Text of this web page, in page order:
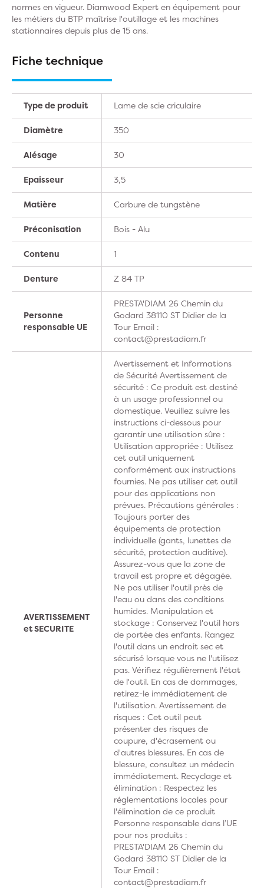
normes en vigueur. Diamwood Expert en équipement pour
les métiers du BTP maîtrise l'outillage et les machines
stationnaires depuis plus de 15 ans.
Fiche technique
Type de produit Lame de scie criculaire
Diamètre 350
Alésage 30
Epaisseur 3,5
Matière Carbure de tungstène
Préconisation Bois - Alu
Contenu 1
Denture Z 84 TP
Personne
responsable UE
PRESTA'DIAM 26 Chemin du
Godard 38110 ST Didier de la
Tour Email :
contact@prestadiam.fr
AVERTISSEMENT
et SECURITE
Avertissement et Informations
de Sécurité Avertissement de
sécurité : Ce produit est destiné
à un usage professionnel ou
domestique. Veuillez suivre les
instructions ci-dessous pour
garantir une utilisation sûre :
Utilisation appropriée : Utilisez
cet outil uniquement
conformément aux instructions
fournies. Ne pas utiliser cet outil
pour des applications non
prévues. Précautions générales :
Toujours porter des
équipements de protection
individuelle (gants, lunettes de
sécurité, protection auditive).
Assurez-vous que la zone de
travail est propre et dégagée.
Ne pas utiliser l'outil près de
l'eau ou dans des conditions
humides. Manipulation et
stockage : Conservez l'outil hors
de portée des enfants. Rangez
l'outil dans un endroit sec et
sécurisé lorsque vous ne l'utilisez
pas. Vérifiez régulièrement l'état
de l'outil. En cas de dommages,
retirez-le immédiatement de
l'utilisation. Avertissement de
risques : Cet outil peut
présenter des risques de
coupure, d'écrasement ou
d'autres blessures. En cas de
blessure, consultez un médecin
immédiatement. Recyclage et
élimination : Respectez les
réglementations locales pour
l'élimination de ce produit
Personne responsable dans l’UE
pour nos produits :
PRESTA'DIAM 26 Chemin du
Godard 38110 ST Didier de la
Tour Email :
contact@prestadiam.fr